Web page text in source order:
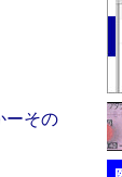
ーその